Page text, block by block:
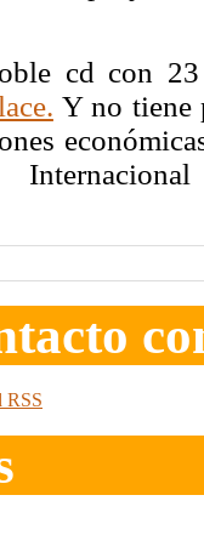
cd con 23
Y no tiene